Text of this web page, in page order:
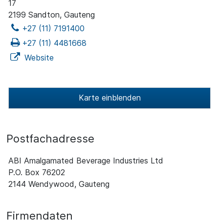
17
2199 Sandton, Gauteng
+27 (11) 7191400
+27 (11) 4481668
Website
Karte einblenden
Postfachadresse
ABI Amalgamated Beverage Industries Ltd
P.O. Box 76202
2144 Wendywood, Gauteng
Firmendaten